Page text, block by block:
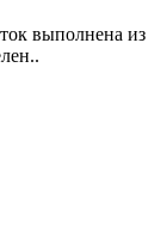
выполнена из